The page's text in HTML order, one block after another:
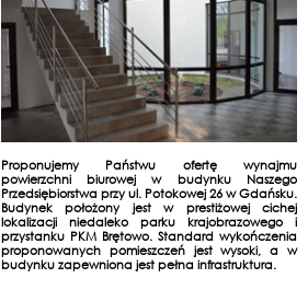
Proponujemy Państwu ofertę wynajmu
powierzchni biurowej w budynku Naszego
Przedsiębiorstwa przy ul. Potokowej 26 w Gdańsku.
Budynek położony jest w prestiżowej cichej
lokalizacji niedaleko parku krajobrazowego i
przystanku PKM Brętowo. Standard wykończenia
proponowanych pomieszczeń jest wysoki, a w
budynku zapewniona jest pełna infrastruktura.